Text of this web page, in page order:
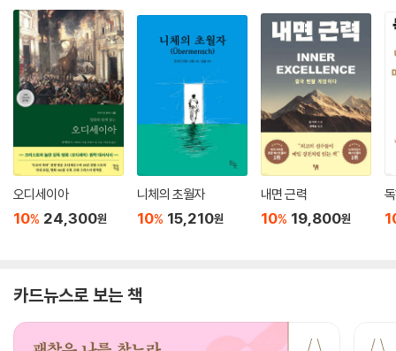
오디세이아
10% 24,300원
니체의 초월자
10% 15,210원
내면 근력
10% 19,800원
카드뉴스로 보는 책